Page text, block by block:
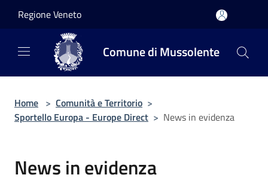
Regione Veneto
Comune di Mussolente
Home > Comunità e Territorio >
Sportello Europa - Europe Direct > News in evidenza
News in evidenza